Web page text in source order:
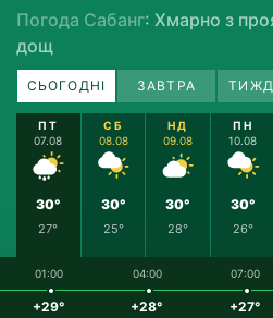
Погода Сабанг: Хмарно з
дощ
СЬОГОДНІ ЗАВТРА
ПТ
07.08
30°
27°
СБ
08.08
30°
25°
НД
09.08
30°
28°
ПН
10.08
30°
26°
01:00
+29°
04:00
+28°
07:00
+27°